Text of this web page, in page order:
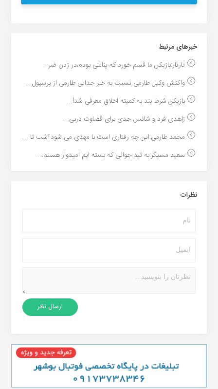
خبر‌های مرتبط
تارتار:بازیکن ما قسم خورد که پنالتی بوده،در زدن ضر...
واکنش وکیل طارمی نسبت به خبر جدایی طارمی از پرسپول...
بازیکن شرط بند به کمیته اخلاق معرفی شد!...
زاهدی فرد و شانس جدی برای قضاوت دربی...
محمد طارمی:این چه رفتاری است با مهدی می شود؟شب تا ...
سعید مسیگر:به تیم جوانی که بسته ایم امیدوار هستم،...
نظرات